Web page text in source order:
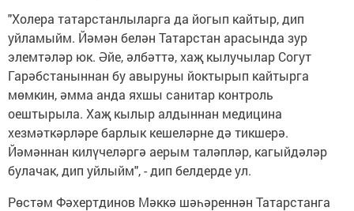
"Холера татарстанлыларга да йогып кайтыр, дип
уйламыйм. Йәмән белән Татарстан арасында зур
элемтәләр юк. Әйе, әлбәттә, хаҗ кылучылар Согут
Гарәбстаныннан бу авыруны йоктырып кайтырга
мөмкин, әмма анда яхшы санитар контроль
оештырыла. Хаҗ кылыр алдыннан медицина
хезмәткәрләре барлык кешеләрне дә тикшерә.
Йәмәннан килүчеләргә аерым таләпләр, кагыйдәләр
булачак, дип уйлыйм", - дип белдерде ул.
Рөстәм Фәхертдинов Мәккә шәһәреннән Татарстанга